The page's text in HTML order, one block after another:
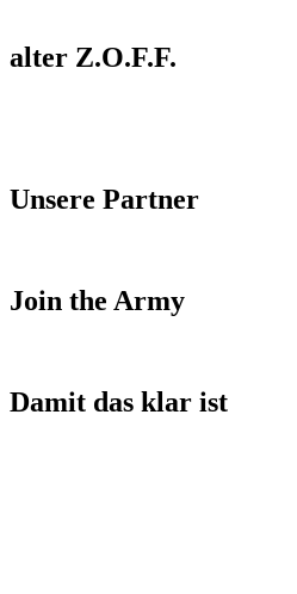
alter Z.O.F.F.
Unsere Partner
Join the Army
Damit das klar ist